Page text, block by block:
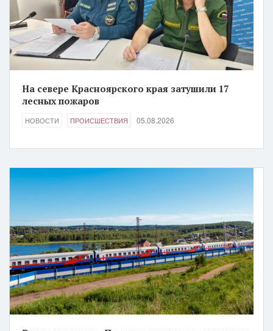
На севере Красноярского края затушили 17
лесных пожаров
НОВОСТИ ПРОИСШЕСТВИЯ 05.08.2026